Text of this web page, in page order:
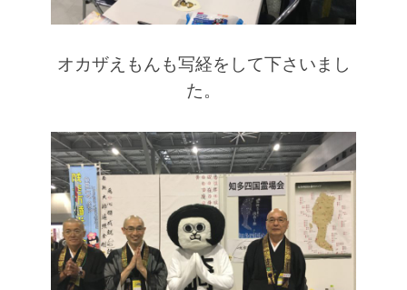
オカザえもんも写経をして下さいまし
た。